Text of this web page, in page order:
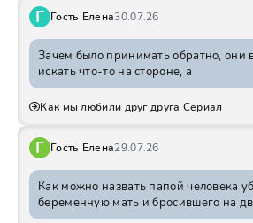
Г Гость Елена30.07.26
Зачем было принимать обратно, они
искать что-то на стороне, а
Как мы любили друг друга Сериал
Г Гость Елена29.07.26
Как можно назвать папой человека
беременную мать и бросившего на